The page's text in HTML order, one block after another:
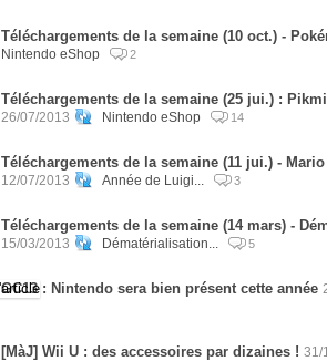
Téléchargements de la semaine (10 oct.) -
Nintendo eShop
2
Téléchargements de la semaine (25 jui.) :
26/07/2013 Nintendo eShop 14
Téléchargements de la semaine (11 jui.) -
12/07/2013 Année de Luigi... 3
Téléchargements de la semaine (14 mars) -
15/03/2013 Dématérialisation... 5
GC13 : Nintendo sera bien présent cette année
[MàJ] Wii U : des accessoires par dizaines ! 31/